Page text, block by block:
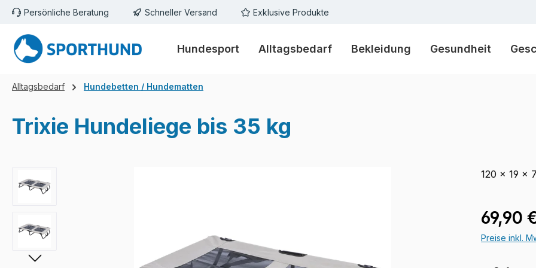
Hauptinhalt springen
Zur Suche springen
Zur Hauptnavigation springen
Persönliche Beratung Schneller Versand Exklusive Produkte
Hundesport Alltagsbedarf Bekleidung Gesundheit
Alltagsbedarf Hundebetten / Hundematten
Trixie Hundeliege bis 35 kg
120 × 19 ×
69,90
Preise inkl.